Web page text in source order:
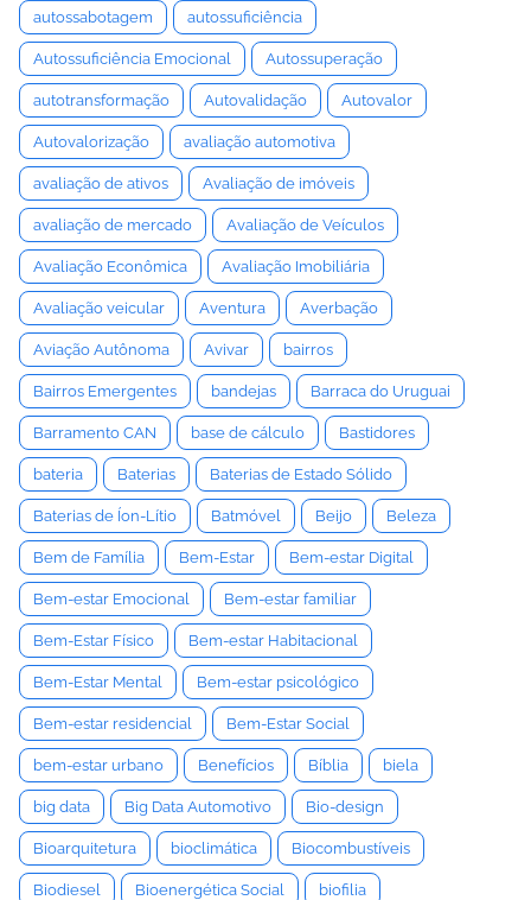
autossabotagem autossuficiência
Autossuficiência Emocional Autossuperação
autotransformação Autovalidação Autovalor
Autovalorização avaliação automotiva
avaliação de ativos Avaliação de imóveis
avaliação de mercado Avaliação de Veículos
Avaliação Econômica Avaliação Imobiliária
Avaliação veicular Aventura Averbação
Aviação Autônoma Avivar bairros
Bairros Emergentes bandejas Barraca do Uruguai
Barramento CAN base de cálculo Bastidores
bateria Baterias Baterias de Estado Sólido
Baterias de Íon-Lítio Batmóvel Beijo Beleza
Bem de Família Bem-Estar Bem-estar Digital
Bem-estar Emocional Bem-estar familiar
Bem-Estar Físico Bem-estar Habitacional
Bem-Estar Mental Bem-estar psicológico
Bem-estar residencial Bem-Estar Social
bem-estar urbano Benefícios Bíblia biela
big data Big Data Automotivo Bio-design
Bioarquitetura bioclimática Biocombustíveis
Biodiesel Bioenergética Social biofilia